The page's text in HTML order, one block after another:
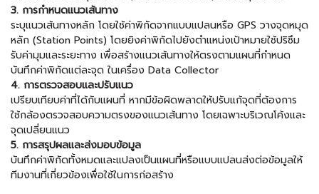
3. การกำหนดแนวเส้นทาง
ระบุแนวเส้นทางหลัก โดยใช้ค่าพิกัดจากแบบแปลนหรือ GPS วางจุดหมุด
หลัก (Station Points) โดยยิงค่าพิกัดไปยังตำแหน่งเป้าหมายใช้ปริซึม
รับค่ามุมและระยะทาง เพื่อสร้างแนวเส้นทางให้ตรงตามแผนที่กำหนด
บันทึกค่าพิกัดแต่ละจุด ในเครื่อง Data Collector
4. การตรวจสอบและปรับแนว
เปรียบเทียบค่าที่ได้กับแผนที่ หากมีข้อผิดพลาดให้ปรับแก้จุดที่ต้องการ
ใช้กล้องตรวจสอบความตรงของแนวเส้นทาง โดยเฉพาะบริเวณโค้งและ
จุดเปลี่ยนแนว
5. การสรุปผลและส่งมอบข้อมูล
บันทึกค่าพิกัดทั้งหมดและแปลงเป็นแผนที่หรือแบบแปลนส่งต่อข้อมูลให้
ทีมงานที่เกี่ยวข้องเพื่อใช้ในการก่อสร้าง